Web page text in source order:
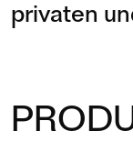
privaten